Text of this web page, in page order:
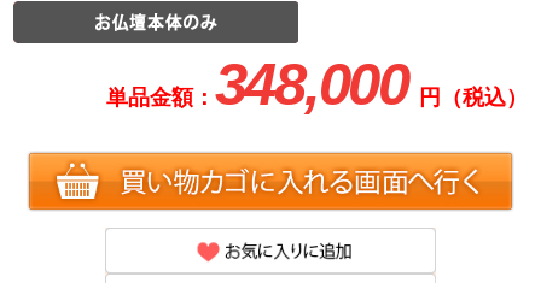
単品金額： 348,000 円（税込）